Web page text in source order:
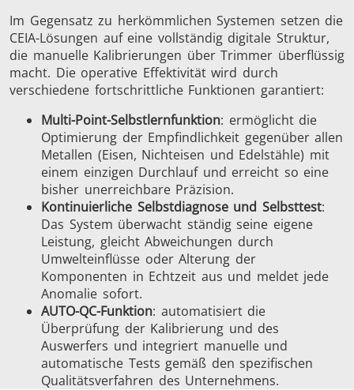
Im Gegensatz zu herkömmlichen Systemen setzen die
CEIA-Lösungen auf eine vollständig digitale Struktur,
die manuelle Kalibrierungen über Trimmer überflüssig
macht. Die operative Effektivität wird durch
verschiedene fortschrittliche Funktionen garantiert:
Multi-Point-Selbstlernfunktion: ermöglicht die
Optimierung der Empfindlichkeit gegenüber allen
Metallen (Eisen, Nichteisen und Edelstähle) mit
einem einzigen Durchlauf und erreicht so eine
bisher unerreichbare Präzision.
Kontinuierliche Selbstdiagnose und Selbsttest:
Das System überwacht ständig seine eigene
Leistung, gleicht Abweichungen durch
Umwelteinflüsse oder Alterung der
Komponenten in Echtzeit aus und meldet jede
Anomalie sofort.
AUTO-QC-Funktion: automatisiert die
Überprüfung der Kalibrierung und des
Auswerfers und integriert manuelle und
automatische Tests gemäß den spezifischen
Qualitätsverfahren des Unternehmens.